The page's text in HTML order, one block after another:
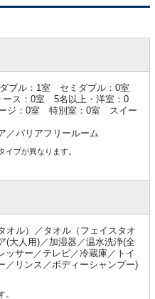
ブル：1室 セミダブル：0室
ス：0室 5名以上・洋室：0
ジ：0室 特別室：0室 スイー
／バリアフリールーム
プが異なります。
オル）／タオル（フェイスタオ
(大人用)／加湿器／温水洗浄(全
ッサー／テレビ／冷蔵庫／トイ
／リンス／ボディーシャンプー)
。